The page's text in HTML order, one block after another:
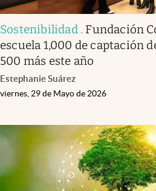
Sostenibilidad . Fundación
escuela 1,000 de captación
500 más este año
Estephanie Suárez
viernes, 29 de Mayo de 2026